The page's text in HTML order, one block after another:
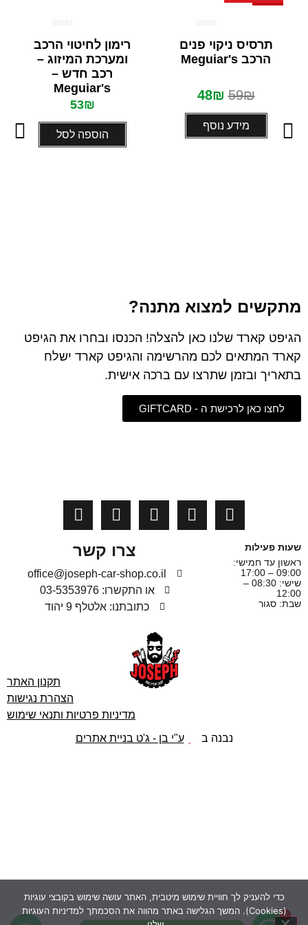
תרסיס ניקוי פנים
הרכב Meguiar's
59₪
48₪
מידע נוסף
0
מתוך
רימון לחיטוי הרכב
ומערכת המיזוג –
רכב חדש –
Meguiar's
53₪
הוספה לסל
0
מתוך
5
מתקשים למצוא מתנה?
הגיפט קארד שלנו כאן להצלה! הכנסו ובחרו את הגיפט
קארד המתאים לכם מהרשימה והגיפט קארד ישלח
בתאריך ובזמן שתרצו עם ברכה אישית.
לחצו כאן לרכישת ה - GIFTCARD
שעות פעילות
ראשון עד חמישי:
09:00 – 17:00
שישי: 08:30 –
12:00
שבת: סגור
צרו קשר
office@joseph-car-shop.co.il
או התקשרו: 03-5353976
כתובתנו: אלטלף 9 יהוד
תקנון האתר
הצהרת נגישות
מדיניות פרטיות ותנאי שימוש
נבנה ב
ע"י בן - ג'ט בניית אתרים
כדי להעניק לך חוויית שימוש מיטבית, האתר עושה שימוש בקובצי עוגיות
(Cookies). המשך הגלישה באתר מהווה את הסכמתך למדיניות העוגיות
1
1